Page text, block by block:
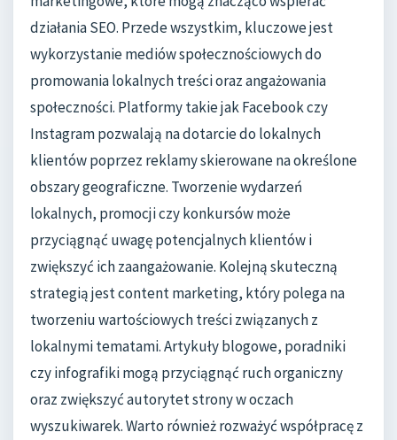
działania SEO. Przede wszystkim, kluczowe jest
wykorzystanie mediów społecznościowych do
promowania lokalnych treści oraz angażowania
społeczności. Platformy takie jak Facebook czy
Instagram pozwalają na dotarcie do lokalnych
klientów poprzez reklamy skierowane na określone
obszary geograficzne. Tworzenie wydarzeń
lokalnych, promocji czy konkursów może
przyciągnąć uwagę potencjalnych klientów i
zwiększyć ich zaangażowanie. Kolejną skuteczną
strategią jest content marketing, który polega na
tworzeniu wartościowych treści związanych z
lokalnymi tematami. Artykuły blogowe, poradniki
czy infografiki mogą przyciągnąć ruch organiczny
oraz zwiększyć autorytet strony w oczach
wyszukiwarek. Warto również rozważyć współpracę z